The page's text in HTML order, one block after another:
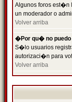
Algunos foros est�n
un moderador o
Volver arriba
�Por qu� no puedo
S�lo usuarios
autorizaci�n para
Volver arriba